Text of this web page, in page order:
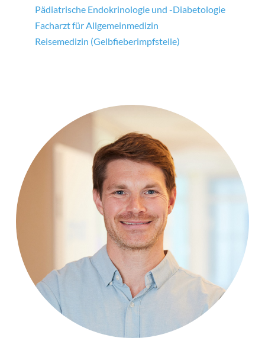
Pädiatrische Endokrinologie und -Diabetologie
Facharzt für Allgemeinmedizin
Reisemedizin (Gelbfieberimpfstelle)